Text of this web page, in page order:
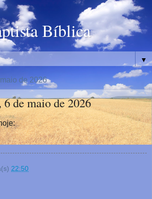
Bíblica
▼
de 2026
de maio de 2026
22:50